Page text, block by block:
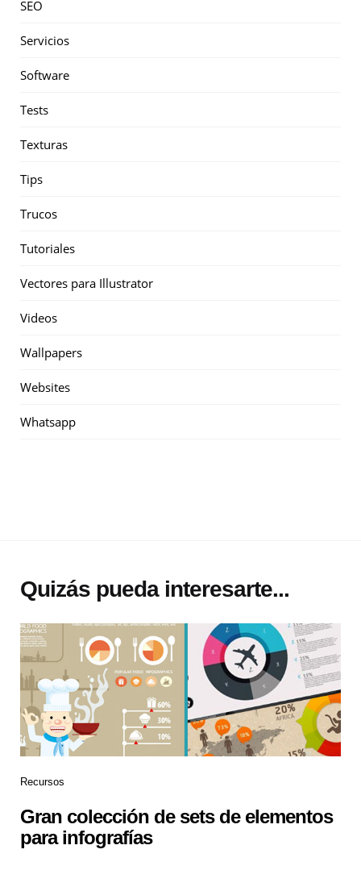
SEO
Servicios
Software
Tests
Texturas
Tips
Trucos
Tutoriales
Vectores para Illustrator
Videos
Wallpapers
Websites
Whatsapp
Quizás pueda interesarte...
Recursos
Gran colección de sets de elementos
para infografías